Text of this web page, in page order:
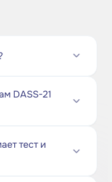
DASS-21
тест и